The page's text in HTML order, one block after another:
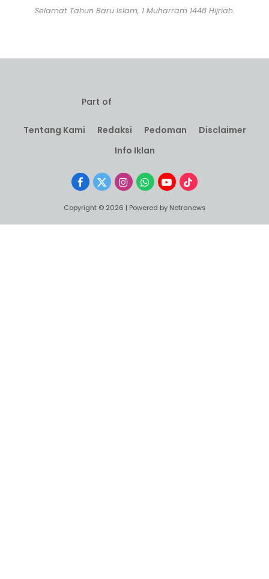
Selamat Tahun Baru Islam, 1 Muharram 1448 Hijriah.
Part of
Tentang Kami Redaksi Pedoman
Disclaimer
Info Iklan
Facebook
X
InstagramWhatsApp
YouTubeTikTok
Copyright © 2026 | Powered by Netranews